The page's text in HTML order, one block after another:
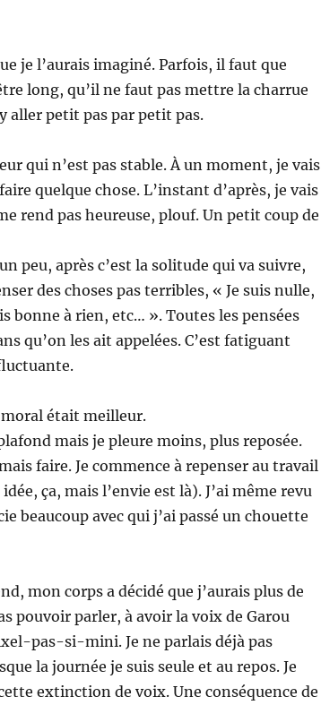
je l’aurais imaginé. Parfois, il faut que
long, qu’il ne faut pas mettre la charrue
aller petit pas par petit pas.
qui n’est pas stable. À un moment, je vais
quelque chose. L’instant d’après, je vais
rend pas heureuse, plouf. Un petit coup de
peu, après c’est la solitude qui va suivre,
des choses pas terribles, « Je suis nulle,
bonne à rien, etc… ». Toutes les pensées
qu’on les ait appelées. C’est fatiguant
était meilleur.
mais je pleure moins, plus reposée.
faire. Je commence à repenser au travail
ça, mais l’envie est là). J’ai même revu
beaucoup avec qui j’ai passé un chouette
mon corps a décidé que j’aurais plus de
pouvoir parler, à avoir la voix de Garou
pas-si-mini. Je ne parlais déjà pas
la journée je suis seule et au repos. Je
extinction de voix. Une conséquence de